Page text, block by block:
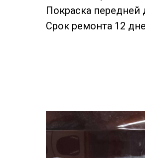
Покраска передней
Срок ремонта 12